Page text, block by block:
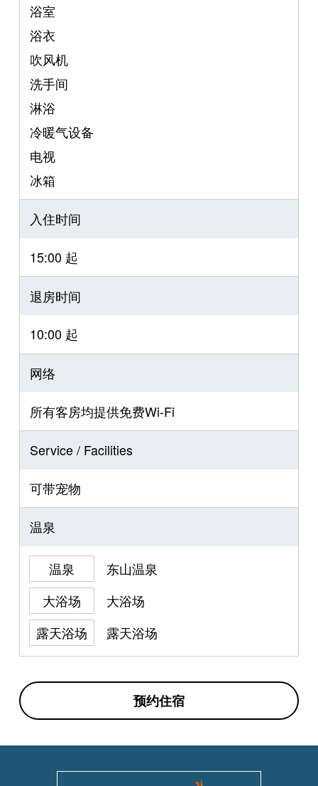
浴室
浴衣
吹风机
洗手间
淋浴
冷暖气设备
电视
冰箱
入住时间
15:00 起
退房时间
10:00 起
网络
所有客房均提供免费Wi-Fi
Service / Facilities
可带宠物
温泉
温泉
东山温泉
大浴场
大浴场
露天浴场
露天浴场
预约住宿